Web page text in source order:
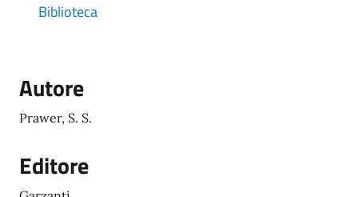
Biblioteca
Autore
Prawer, S. S.
Editore